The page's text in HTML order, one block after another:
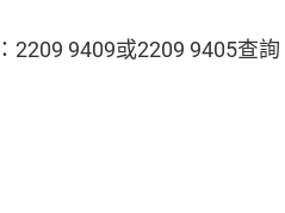
9409或2209 9405查詢